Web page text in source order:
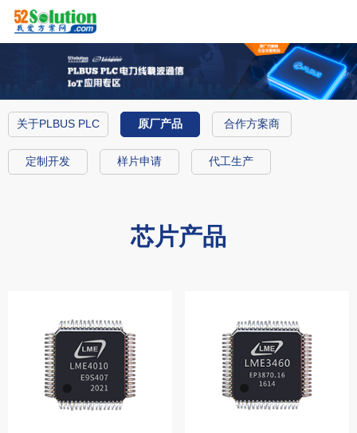
关于PLBUS PLC 原厂产品 合作方案商
定制开发 样片申请 代工生产
芯片产品